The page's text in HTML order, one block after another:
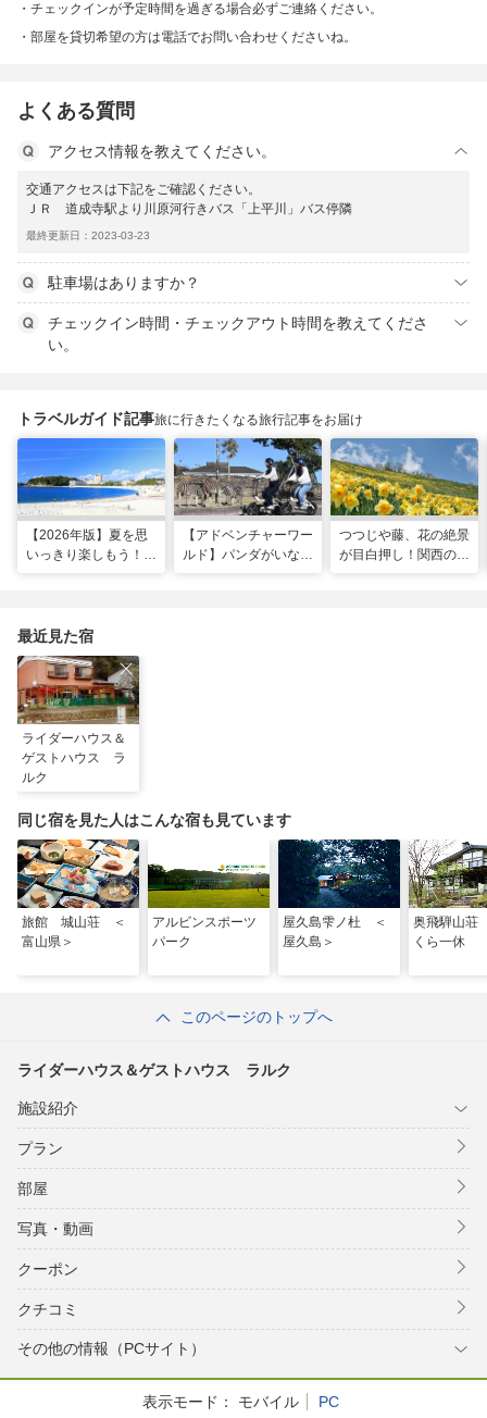
チェックインが予定時間を過ぎる場合必ずご連絡ください。
部屋を貸切希望の方は電話でお問い合わせくださいね。
よくある質問
アクセス情報を教えてください。
交通アクセスは下記をご確認ください。
ＪＲ 道成寺駅より川原河行きバス「上平川」バス停隣
最終更新日：2023-03-23
駐車場はありますか？
チェックイン時間・チェックアウト時間を教えてくださ
い。
トラベルガイド記事旅に行きたくなる旅行記事をお届け
【2026年版】夏を思
いっきり楽しもう！関
【アドベンチャーワー
ルド】パンダがいなく
つつじや藤、花の絶景
が目白押し！関西の5
最近見た宿
ライダーハウス＆
ゲストハウス ラ
ルク
同じ宿を見た人はこんな宿も見ています
旅館 城山荘 ＜
富山県＞
アルビンスポーツ
パーク
屋久島雫ノ杜 ＜
屋久島＞
奥飛騨山
くら一休
このページのトップへ
ライダーハウス＆ゲストハウス ラルク
施設紹介
プラン
部屋
写真・動画
クーポン
クチコミ
その他の情報（PCサイト）
表示モード： モバイル PC